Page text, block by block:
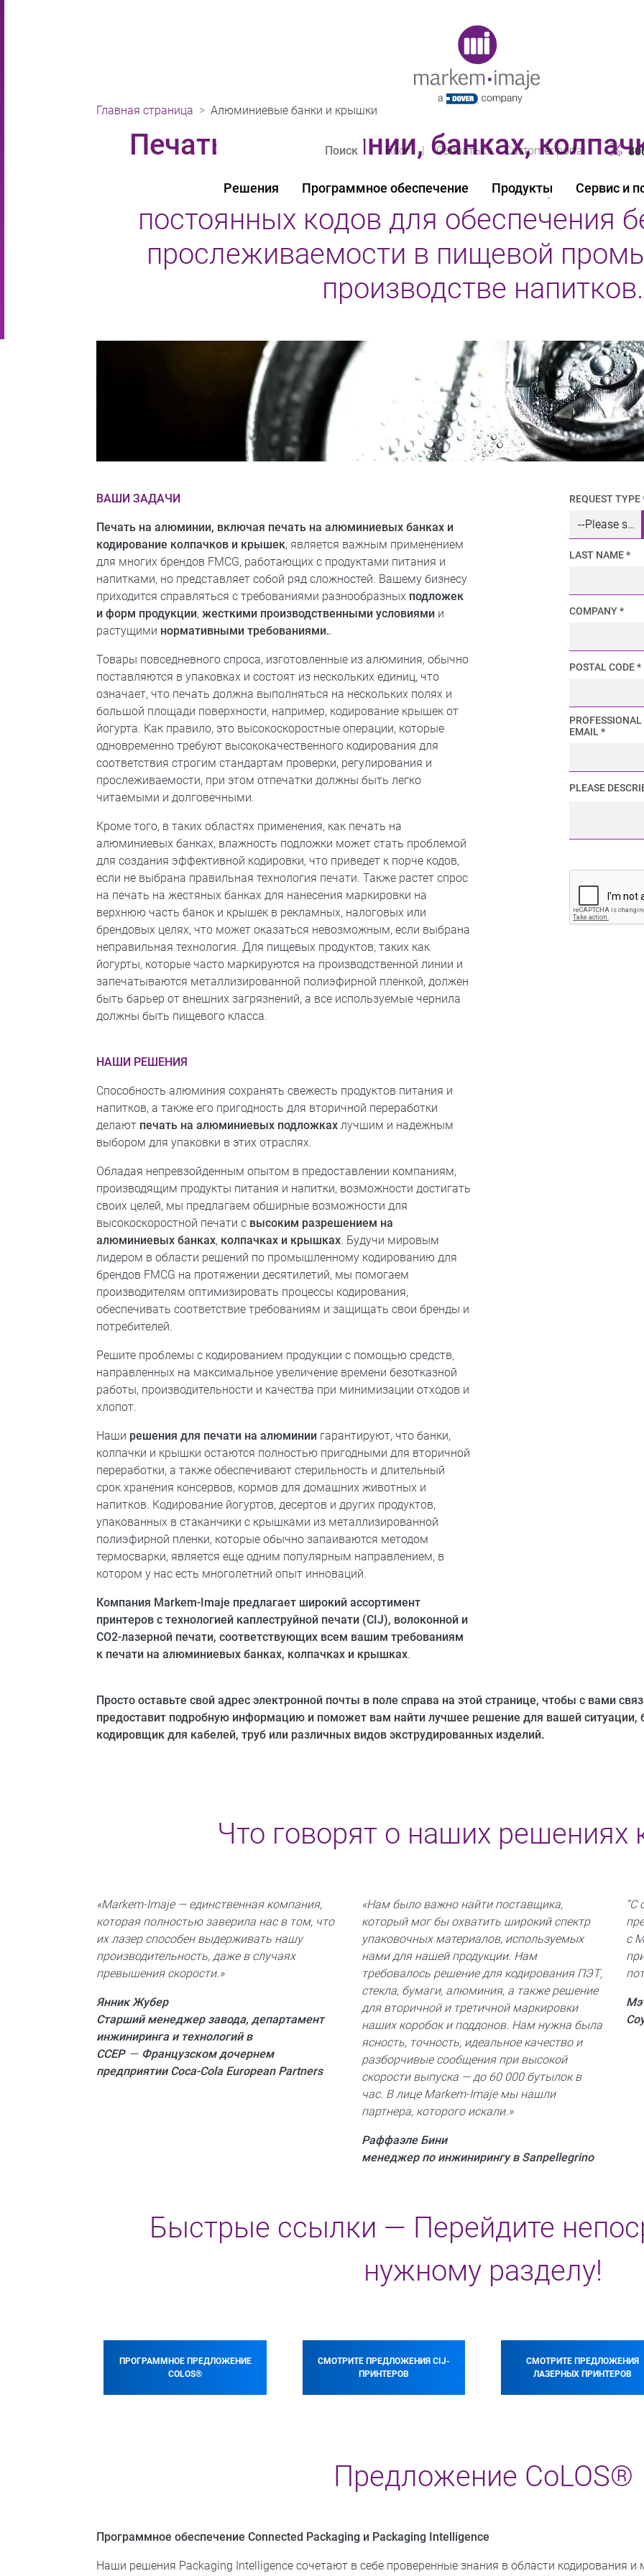
| Блог | Связаться Customer portal
Решения Программное обеспечение Продукты Сервис и
Главная страница Алюминиевые банки и крышки
Печать на алюминии, банках,
Печать на алюминиевых банках,
постоянных кодов для обеспечения
прослеживаемости в пищевой
производстве напитков.
ВАШИ ЗАДАЧИ
Печать на алюминии, включая печать на алюминиевых банках и
кодирование колпачков и крышек, является важным применением
для многих брендов FMCG, работающих с продуктами питания и
напитками, но представляет собой ряд сложностей. Вашему бизнесу
приходится справляться с требованиями разнообразных подложек
и форм продукции,жесткими производственными условиями и
растущими нормативными требованиями..
Товары повседневного спроса, изготовленные из алюминия, обычно
поставляются в упаковках и состоят из нескольких единиц, что
означает, что печать должна выполняться на нескольких полях и
большой площади поверхности, например, кодирование крышек от
йогурта. Как правило, это высокоскоростные операции, которые
одновременно требуют высококачественного кодирования для
соответствия строгим стандартам проверки, регулирования и
прослеживаемости, при этом отпечатки должны быть легко
читаемыми и долговечными.
Кроме того, в таких областях применения, как печать на
алюминиевых банках, влажность подложки может стать проблемой
для создания эффективной кодировки, что приведет к порче кодов,
если не выбрана правильная технология печати. Также растет спрос
на печать на жестяных банках для нанесения маркировки на
верхнюю часть банок и крышек в рекламных, налоговых или
брендовых целях, что может оказаться невозможным, если выбрана
неправильная технология. Для пищевых продуктов, таких как
йогурты, которые часто маркируются на производственной линии и
запечатываются металлизированной полиэфирной пленкой, должен
быть барьер от внешних загрязнений, а все используемые чернила
должны быть пищевого класса.
НАШИ РЕШЕНИЯ
Способность алюминия сохранять свежесть продуктов питания и
напитков, а также его пригодность для вторичной переработки
делают печать на алюминиевых подложках лучшим и надежным
выбором для упаковки в этих отраслях.
Обладая непревзойденным опытом в предоставлении компаниям,
производящим продукты питания и напитки, возможности достигать
своих целей, мы предлагаем обширные возможности для
высокоскоростной печати с высоким разрешением на
алюминиевых банках, колпачках и крышках. Будучи мировым
лидером в области решений по промышленному кодированию для
брендов FMCG на протяжении десятилетий, мы помогаем
производителям оптимизировать процессы кодирования,
обеспечивать соответствие требованиям и защищать свои бренды и
потребителей.
Решите проблемы с кодированием продукции с помощью средств,
направленных на максимальное увеличение времени безотказной
работы, производительности и качества при минимизации отходов и
хлопот.
Наши решения для печати на алюминии гарантируют, что банки,
колпачки и крышки остаются полностью пригодными для вторичной
переработки, а также обеспечивают стерильность и длительный
срок хранения консервов, кормов для домашних животных и
напитков. Кодирование йогуртов, десертов и других продуктов,
упакованных в стаканчики с крышками из металлизированной
полиэфирной пленки, которые обычно запаиваются методом
термосварки, является еще одним популярным направлением, в
котором у нас есть многолетний опыт инноваций.
Компания Markem-Imaje предлагает широкий ассортимент
принтеров с технологией каплеструйной печати (CIJ), волоконной и
CO2-лазерной печати, соответствующих всем вашим требованиям
к печати на алюминиевых банках, колпачках и крышках.
REQUEST TYPE
LAST NAME *
COMPANY *
POSTAL CODE *
PROFESSIONAL
EMAIL *
PLEASE
Просто оставьте свой адрес электронной почты в поле справа на этой странице, чтобы с вами
предоставит подробную информацию и поможет вам найти лучшее решение для вашей ситуации,
кодировщик для кабелей, труб или различных видов экструдированных изделий.
Что говорят о наших решениях
«Markem-Imaje — единственная компания,
которая полностью заверила нас в том, что
их лазер способен выдерживать нашу
производительность, даже в случаях
превышения скорости.»
Янник Жубер
Старший менеджер завода, департамент
инжиниринга и технологий в
CCEP — Французском дочернем
предприятии Coca-Cola European Partners
«Нам было важно найти поставщика,
который мог бы охватить широкий спектр
упаковочных материалов, используемых
нами для нашей продукции. Нам
требовалось решение для кодирования ПЭТ,
стекла, бумаги, алюминия, а также решение
для вторичной и третичной маркировки
наших коробок и поддонов. Нам нужна была
ясность, точность, идеальное качество и
разборчивые сообщения при высокой
скорости выпуска — до 60 000 бутылок в
час. В лице Markem-Imaje мы нашли
партнера, которого искали.»
Раффаэле Бини
менеджер по инжинирингу в Sanpellegrino
“С
с
Быстрые ссылки — Перейдите
нужному разделу!
ПРОГРАММНОЕ ПРЕДЛОЖЕНИЕ
COLOS®
СМОТРИТЕ ПРЕДЛОЖЕНИЯ CIJ-
ПРИНТЕРОВ
СМОТРИТЕ ПРЕДЛОЖЕНИЯ
ЛАЗЕРНЫХ ПРИНТЕРОВ
Предложение CoLOS®
Программное обеспечение Connected Packaging и Packaging Intelligence
Наши решения Packaging Intelligence сочетают в себе проверенные знания в области кодирования